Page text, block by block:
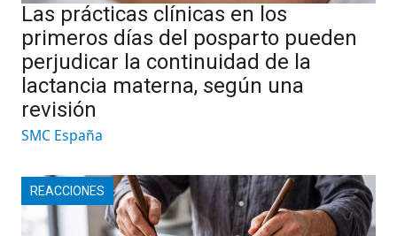
Las prácticas clínicas en los
primeros días del posparto pueden
perjudicar la continuidad de la
lactancia materna, según una
revisión
SMC España
REACCIONES